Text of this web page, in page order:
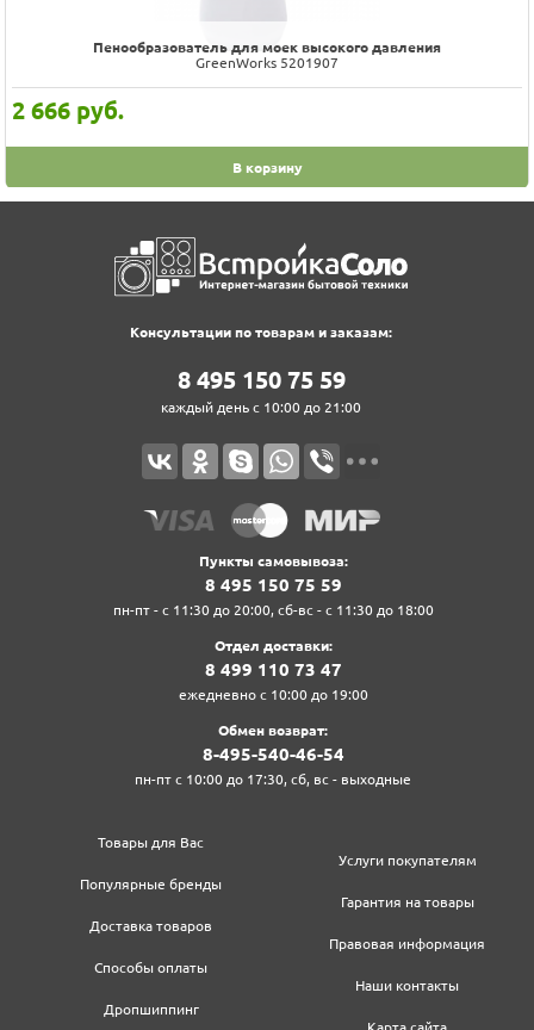
Пенообразователь для моек высокого давления
GreenWorks 5201907
2 666 руб.
В корзину
Консультации по товарам и заказам:
8‍ 4‍9‍5‍ 1‍5‍0‍ 7‍5‍ 5‍9‍
каждый день с 10:00 до 21:00
Пункты самовывоза:
8‍ 4‍9‍5‍ 1‍5‍0‍ 7‍5‍ 5‍9‍
пн-пт - с 11:30 до 20:00, сб-вс - с 11:30 до 18:00
Отдел доставки:
8‍ 4‍9‍9‍ 1‍1‍0‍ 7‍3‍ 4‍7‍
ежедневно с 10:00 до 19:00
Обмен возврат:
8‍-4‍9‍5‍-5‍4‍0‍-4‍6‍-5‍4‍
пн-пт с 10:00 до 17:30, сб, вс - выходные
Товары для Вас
Популярные бренды
Доставка товаров
Способы оплаты
Дропшиппинг
Услуги покупателям
Гарантия на товары
Правовая информация
Наши контакты